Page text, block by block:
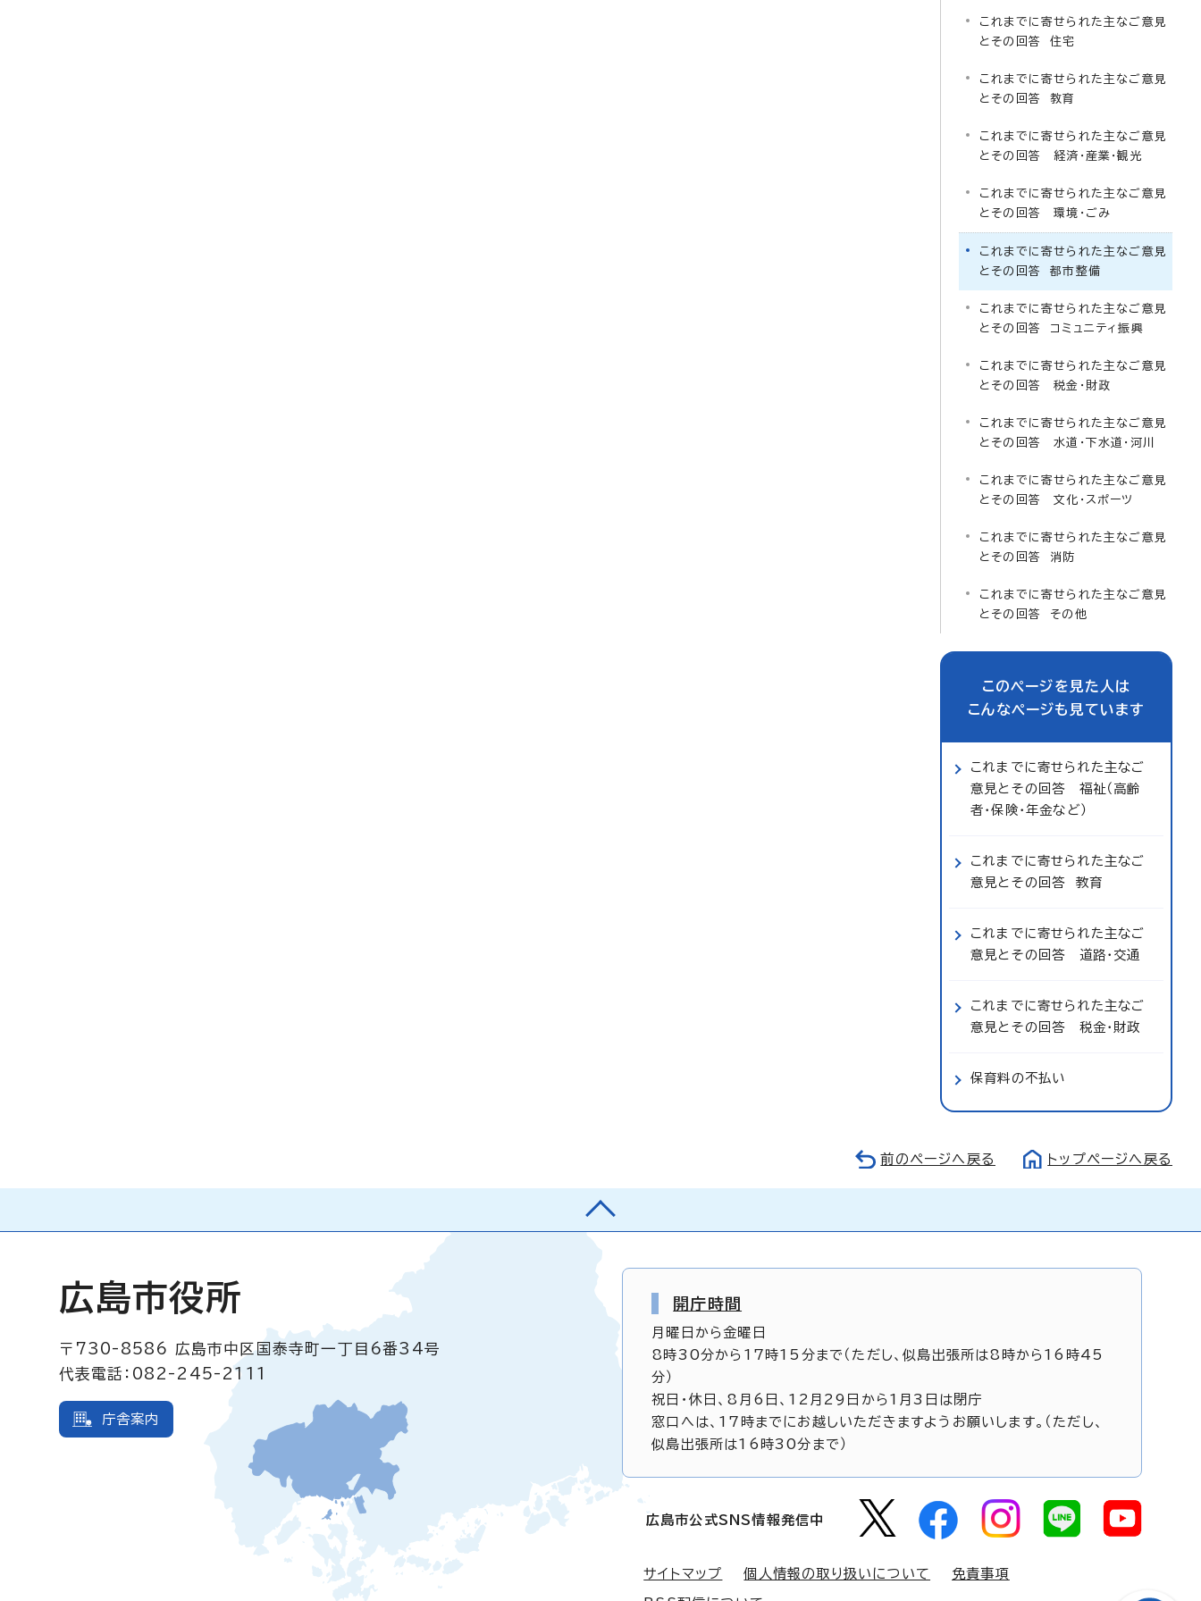
これまでに寄せられた主なご意見
とその回答 住宅
これまでに寄せられた主なご意見
とその回答 教育
これまでに寄せられた主なご意見
とその回答 経済・産業・観光
これまでに寄せられた主なご意見
とその回答 環境・ごみ
これまでに寄せられた主なご意見
とその回答 都市整備
これまでに寄せられた主なご意見
とその回答 コミュニティ振興
これまでに寄せられた主なご意見
とその回答 税金・財政
これまでに寄せられた主なご意見
とその回答 水道・下水道・河川
これまでに寄せられた主なご意見
とその回答 文化・スポーツ
これまでに寄せられた主なご意見
とその回答 消防
これまでに寄せられた主なご意見
とその回答 その他
このページを見た人は
こんなページも見ています
これまでに寄せられた主なご
意見とその回答 福祉（高齢
者・保険・年金など）
これまでに寄せられた主なご
意見とその回答 教育
これまでに寄せられた主なご
意見とその回答 道路・交通
これまでに寄せられた主なご
意見とその回答 税金・財政
保育料の不払い
前のページへ戻る トップページへ戻る
広島市役所
〒730-8586
広島市中区国泰寺町一丁目6番34号
代表電話：082-245-2111
庁舎案内
開庁時間
月曜日から金曜日
8時30分から17時15分まで（ただし、似島出張所は8時から16時45
分）
祝日・休日、8月6日、12月29日から1月3日は閉庁
窓口へは、17時までにお越しいただきますようお願いします。（ただし、
似島出張所は16時30分まで）
広島市公式SNS情報発信中
サイトマップ 個人情報の取り扱いについて 免責事項